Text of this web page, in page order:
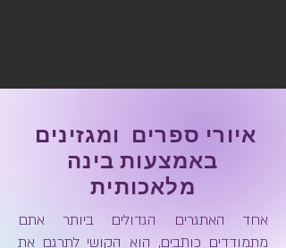
איורי ספרים ומגזינים
באמצעות בינה
מלאכותית
אחד האתגרים הגדולים ביותר אתם
מתמודדים כותבים, הוא הקושי לתרגם את